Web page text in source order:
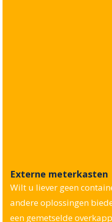
Externe meterkasten
Wilt u liever geen
andere oplossingen
een gemetselde